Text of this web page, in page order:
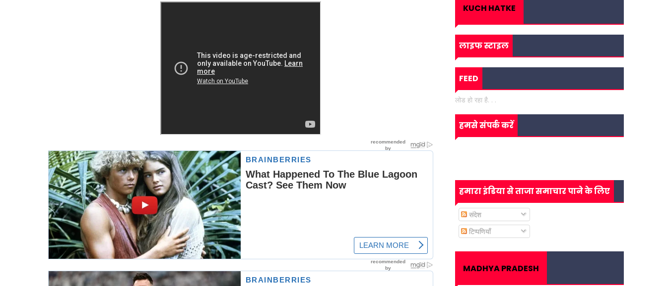
KUCH HATKE
लाइफ स्टाइल
FEED
लोड हो रहा है. . .
हमसे संपर्क करें
हमारा इंडिया से ताजा समाचार पाने के लिए
संदेश
टिप्पणियाँ
MADHYA PRADESH